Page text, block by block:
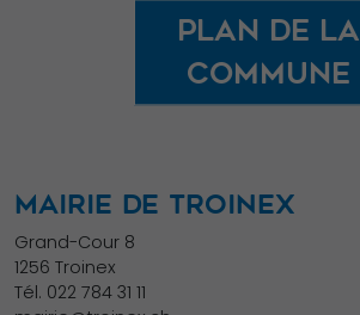
Plan de la
commune
MAIRIE DE TROINEX
Grand-Cour 8
1256 Troinex
Tél. 022 784 31 11